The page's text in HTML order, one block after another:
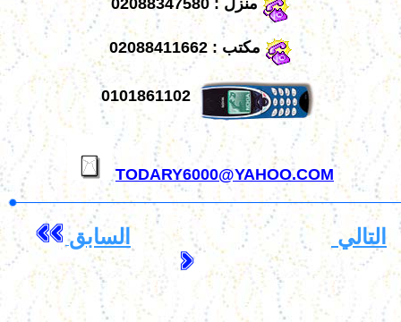
0101861102
TODARY6000@YAHOO.COM
التالي السابق